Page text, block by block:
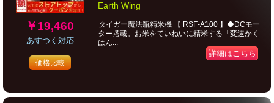
￥19,460
あすつく対応
価格比較
Earth Wing
タイガー魔法瓶精米機 【 RSF-A100 】◆DCモー
ター搭載。お米をていねいに精米する「変速かく
はん...
詳細はこちら